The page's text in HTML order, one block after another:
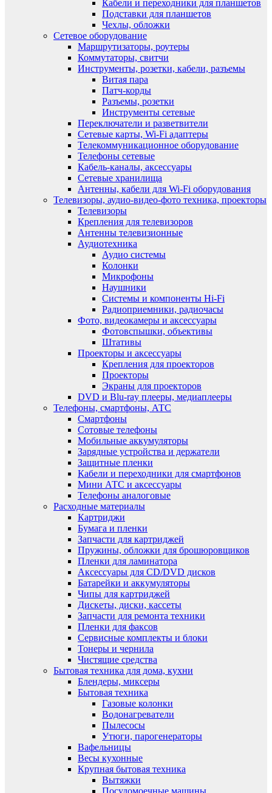
Кабели и переходники для планшетов
Подставки для планшетов
Чехлы, обложки
Сетевое оборудование
Маршрутизаторы, роутеры
Коммутаторы, свитчи
Инструменты, розетки, кабели, разъемы
Витая пара
Патч-корды
Разъемы, розетки
Инструменты сетевые
Переключатели и разветвители
Сетевые карты, Wi-Fi адаптеры
Телекоммуникационное оборудование
Телефоны сетевые
Кабель-каналы, аксессуары
Сетевые хранилища
Антенны, кабели для Wi-Fi оборудования
Телевизоры, аудио-видео-фото техника, проекторы
Телевизоры
Крепления для телевизоров
Антенны телевизионные
Аудиотехника
Аудио системы
Колонки
Микрофоны
Наушники
Системы и компоненты Hi-Fi
Радиоприемники, радиочасы
Фото, видеокамеры и аксессуары
Фотовспышки, объективы
Штативы
Проекторы и аксессуары
Крепления для проекторов
Проекторы
Экраны для проекторов
DVD и Blu-ray плееры, медиаплееры
Телефоны, смартфоны, АТС
Смартфоны
Сотовые телефоны
Мобильные аккумуляторы
Зарядные устройства и держатели
Защитные пленки
Кабели и переходники для смартфонов
Мини АТС и аксессуары
Телефоны аналоговые
Расходные материалы
Картриджи
Бумага и пленки
Запчасти для картриджей
Пружины, обложки для брошюровщиков
Пленки для ламинатора
Аксессуары для CD/DVD дисков
Батарейки и аккумуляторы
Чипы для картриджей
Дискеты, диски, кассеты
Запчасти для ремонта техники
Пленки для факсов
Сервисные комплекты и блоки
Тонеры и чернила
Чистящие средства
Бытовая техника для дома, кухни
Блендеры, миксеры
Бытовая техника
Газовые колонки
Водонагреватели
Пылесосы
Утюги, парогенераторы
Вафельницы
Весы кухонные
Крупная бытовая техника
Вытяжки
Посудомоечные машины